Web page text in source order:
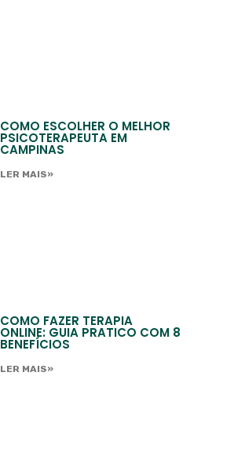
COMO ESCOLHER O MELHOR
PSICOTERAPEUTA EM
CAMPINAS
LER MAIS»
COMO FAZER TERAPIA
ONLINE: GUIA PRATICO COM 8
BENEFÍCIOS
LER MAIS»